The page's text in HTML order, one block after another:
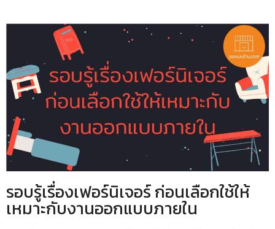
รอบรู้เรื่องเฟอร์นิเจอร์ ก่อนเลือกใช้ให้
เหมาะกับงานออกแบบภายใน